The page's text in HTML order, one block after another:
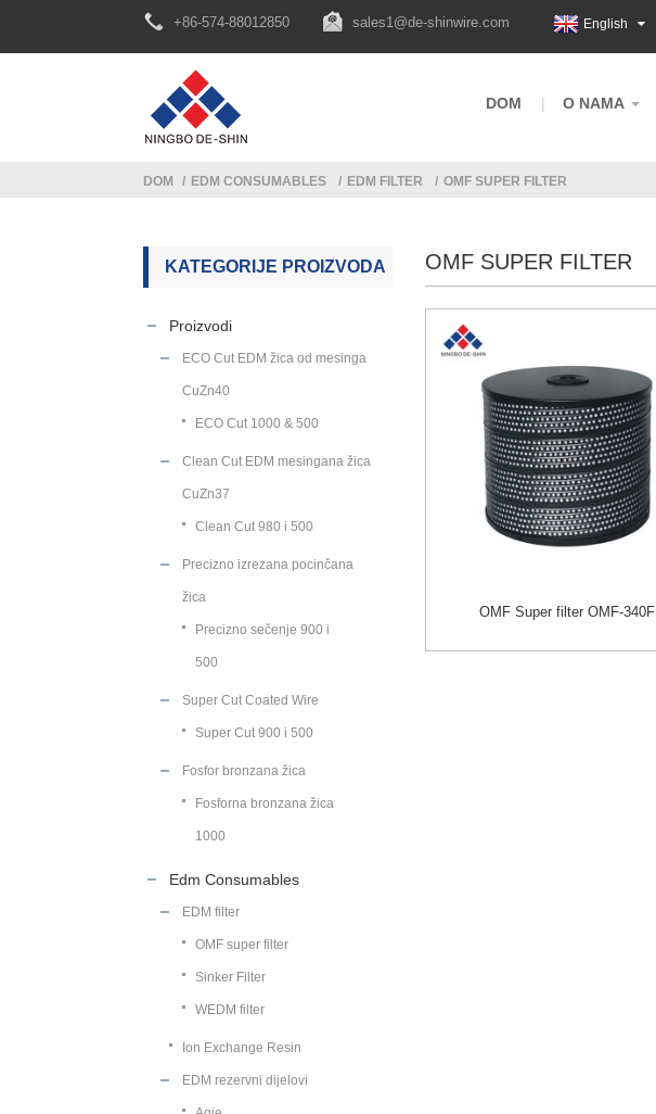
+86-574-88012850 sales1@de-shinwire.com English
DOM O NAMA
DOM EDM CONSUMABLES EDM FILTER OMF SUPER FILTER
KATEGORIJE PROIZVODA
Proizvodi
ECO Cut EDM žica od mesinga
CuZn40
ECO Cut 1000 & 500
Clean Cut EDM mesingana žica
CuZn37
Clean Cut 980 i 500
Precizno izrezana pocinčana
žica
Precizno sečenje 900 i
500
Super Cut Coated Wire
Super Cut 900 i 500
Fosfor bronzana žica
Fosforna bronzana žica
1000
Edm Consumables
EDM filter
OMF super filter
Sinker Filter
WEDM filter
Ion Exchange Resin
EDM rezervni dijelovi
OMF SUPER FILTER
OMF Super filter OMF-340F